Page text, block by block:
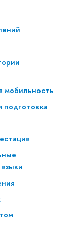
мобильность
подготовка